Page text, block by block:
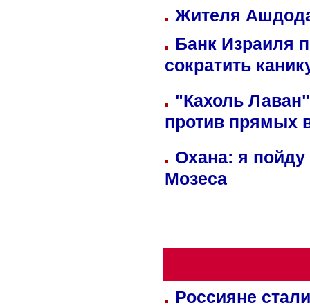
Жителя
Банк Израиля
сократить
"Кахоль
против прямых
Охана: я пойду
Мозеса
Россияне